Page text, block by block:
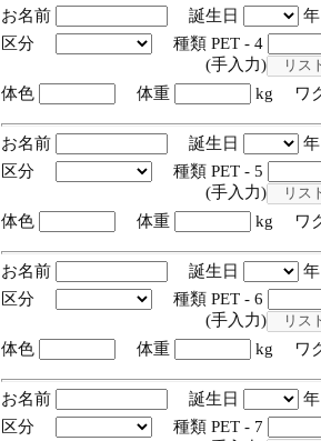
お名前 誕生日
区分
種類 PET - 4
(手入力)
体色
体重 kg ワ
お名前 誕生日
区分
種類 PET - 5
(手入力)
体色
体重 kg ワ
お名前 誕生日
区分
種類 PET - 6
(手入力)
体色
体重 kg ワ
お名前 誕生日
区分
種類 PET - 7